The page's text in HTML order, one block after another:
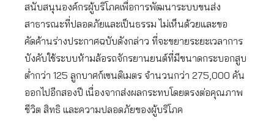
สนับสนุนองค์กรผู้บริโภคเพื่อการพัฒนาระบบขนส่ง
สาธารณะที่ปลอดภัยและเป็นธรรม ไม่เห็นด้วยและขอ
คัดค้านร่างประกาศฉบับดังกล่าว ที่จะขยายระยะเวลาการ
บังคับใช้ระบบห้ามล้อรถจักรยานยนต์ที่มีขนาดกระบอกสูบ
ต่ำกว่า 125 ลูกบาศก์เซนติเมตร จำนวนกว่า 275,000 คัน
ออกไปอีกสองปี เนื่องจากส่งผลกระทบโดยตรงต่อคุณภาพ
ชีวิต สิทธิ และความปลอดภัยของผู้บริโภค